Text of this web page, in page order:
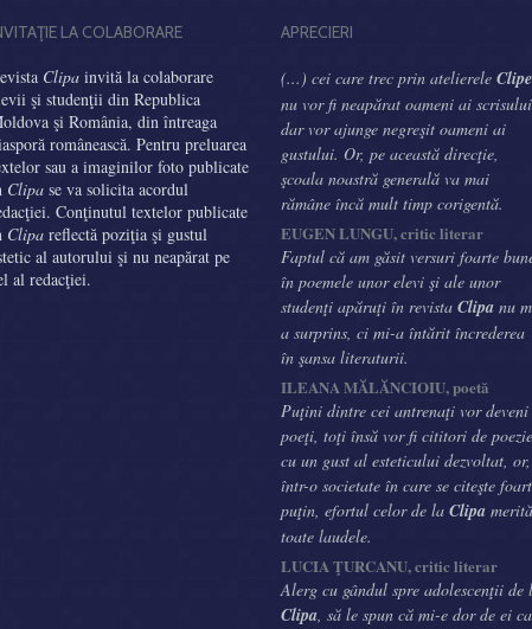
LA COLABORARE
Clipa invită la colaborare
şi studenţii din Republica
şi România, din întreaga
românească. Pentru preluarea
sau a imaginilor foto publicate
Clipa se va solicita acordul
Conţinutul textelor publicate
Clipa reflectă poziţia şi gustul
al autorului şi nu neapărat pe
al redacţiei.
APRECIERI
(...) cei care trec prin atelierele
nu vor fi neapărat oameni ai
dar vor ajunge negreşit oameni ai
gustului. Or, pe această direcţie,
şcoala noastră generală va mai
rămâne încă mult timp corigentă.
EUGEN LUNGU, critic literar
Faptul că am găsit versuri foarte
în poemele unor elevi şi ale unor
studenţi apăruţi în revista Clipa nu
a surprins, ci mi-a întărit încrederea
în şansa literaturii.
ILEANA MĂLĂNCIOIU, poetă
Puţini dintre cei antrenaţi vor deveni
poeţi, toţi însă vor fi cititori de poezie
cu un gust al esteticului dezvoltat, or,
într-o societate în care se citeşte
puţin, efortul celor de la Clipa merită
toate laudele.
LUCIA ŢURCANU, critic literar
Alerg cu gândul spre adolescenţii de
Clipa, să le spun că mi-e dor de ei ca